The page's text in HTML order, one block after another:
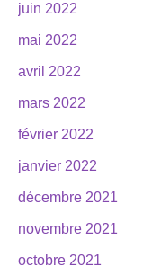
juin 2022
mai 2022
avril 2022
mars 2022
février 2022
janvier 2022
décembre 2021
novembre 2021
octobre 2021